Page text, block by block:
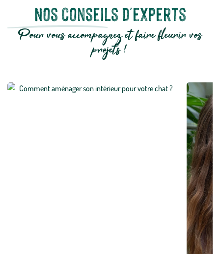
Nos conseils d'experts
Pour vous accompagnez et faire fleurir vos
projets !